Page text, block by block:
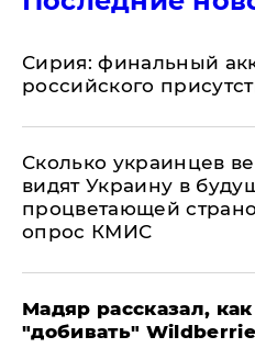
​Сирия: финальный
российского
Сколько украинцев
видят Украину в
процветающей
опрос КМИС
Мадяр рассказал,
"добивать"